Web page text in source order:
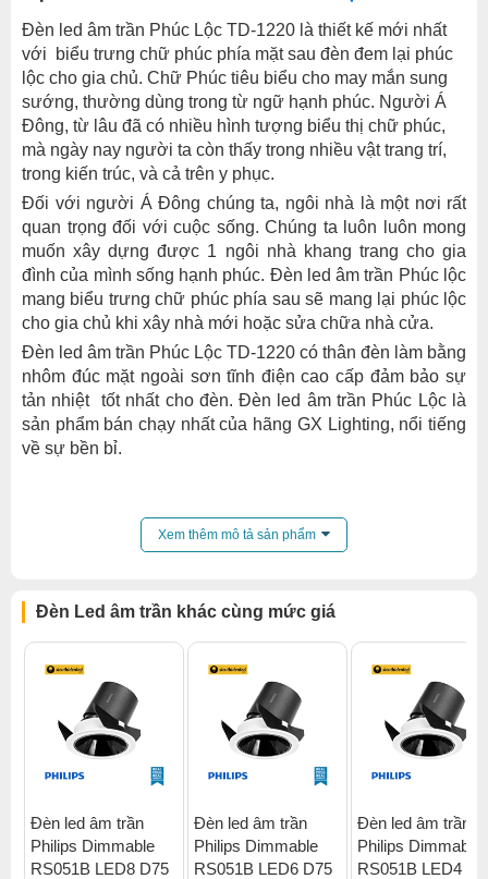
Đèn led âm trần Phúc Lộc TD-1220 là thiết kế mới nhất
với biểu trưng chữ phúc phía mặt sau đèn đem lại phúc
lộc cho gia chủ. Chữ Phúc tiêu biểu cho may mắn sung
sướng, thường dùng trong từ ngữ hạnh phúc. Người Á
Đông, từ lâu đã có nhiều hình tượng biểu thị chữ phúc,
mà ngày nay người ta còn thấy trong nhiều vật trang trí,
trong kiến trúc, và cả trên y phục.
Đối với người Á Đông chúng ta, ngôi nhà là một nơi rất
quan trọng đối với cuộc sống. Chúng ta luôn luôn mong
muốn xây dựng được 1 ngôi nhà khang trang cho gia
đình của mình sống hạnh phúc. Đèn led âm trần Phúc lộc
mang biểu trưng chữ phúc phía sau sẽ mang lại phúc lộc
cho gia chủ khi xây nhà mới hoặc sửa chữa nhà cửa.
Đèn led âm trần Phúc Lộc TD-1220 có thân đèn làm bằng
nhôm đúc mặt ngoài sơn tĩnh điện cao cấp đảm bảo sự
tản nhiệt tốt nhất cho đèn. Đèn led âm trần Phúc Lộc là
sản phẩm bán chạy nhất của hãng GX Lighting, nổi tiếng
về sự bền bỉ.
Đèn led âm trần Phúc Lộc TD-1220
sạn, trung tâm thương mại, v.v....
Xem thêm mô tả sản phẩm
Đèn Led âm trần khác cùng mức giá
Đèn led âm trần
Philips Dimmable
RS051B LED8 D75
Đèn led âm trần
Philips Dimmable
RS051B LED6 D75
Đèn led âm trần
Philips Dimmable
RS051B LED4